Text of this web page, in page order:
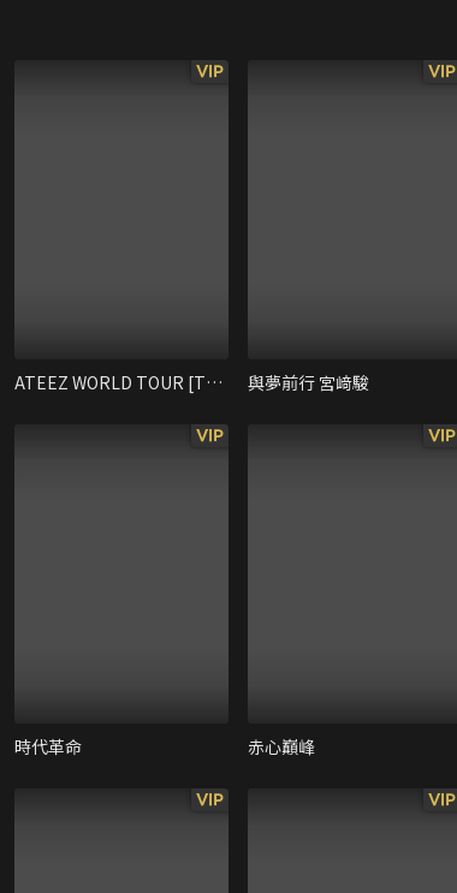
VIP
ATEEZ WORLD TOUR [TOWARDS THE LIGHT：WILL TO POWER] IN CINEMAS
VIP
與夢前行 宮﨑駿
VIP
時代革命
VIP
赤心巔峰
VIP VIP